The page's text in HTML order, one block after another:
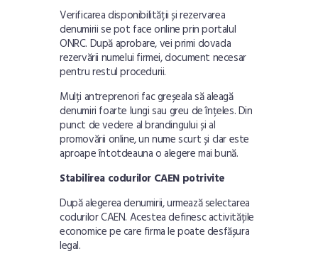
Verificarea disponibilității și rezervarea
denumirii se pot face online prin portalul
ONRC. După aprobare, vei primi dovada
rezervării numelui firmei, document necesar
pentru restul procedurii.
Mulți antreprenori fac greșeala să aleagă
denumiri foarte lungi sau greu de înțeles. Din
punct de vedere al brandingului și al
promovării online, un nume scurt și clar este
aproape întotdeauna o alegere mai bună.
Stabilirea codurilor CAEN potrivite
După alegerea denumirii, urmează selectarea
codurilor CAEN. Acestea definesc activitățile
economice pe care firma le poate desfășura
legal.